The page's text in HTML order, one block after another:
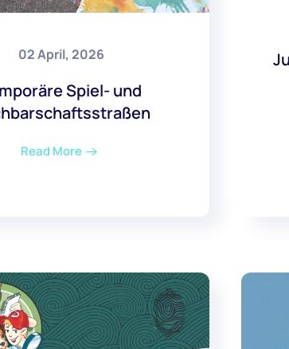
02 April, 2026
Spiel- und
Read More